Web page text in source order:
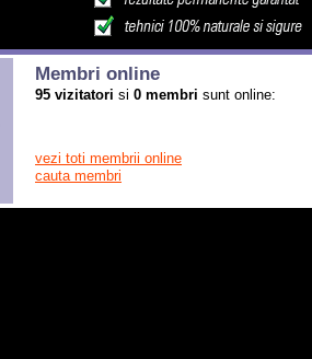
Membri online
95 vizitatori si 0 membri sunt online:
vezi toti membrii online
cauta membri